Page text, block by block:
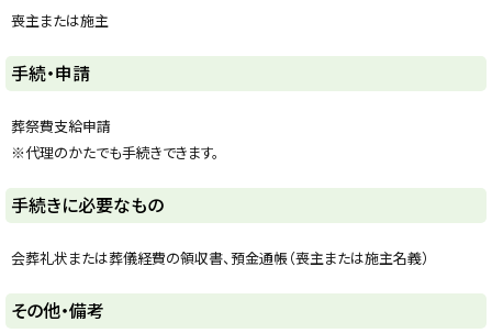
喪主または施主
ト
ッ
プ
に
る
手続・申請
葬祭費支給申請
※代理のかたでも手続きできます。
ト
ッ
プ
戻
手続きに必要なもの
会葬礼状または葬儀経費の領収書、預金通帳（喪主または施主名義）
ト
その他・備考